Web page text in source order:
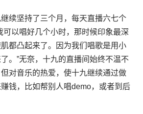
续坚持了三个月，每天直播六七个
可以唱好几个小时，那时候印象最深
都凸起来了。因为我们唱歌是用小
。”无奈，十九的直播间始终不温不
对音乐的热爱，使十九继续通过做
钱，比如帮别人唱demo，或者到后